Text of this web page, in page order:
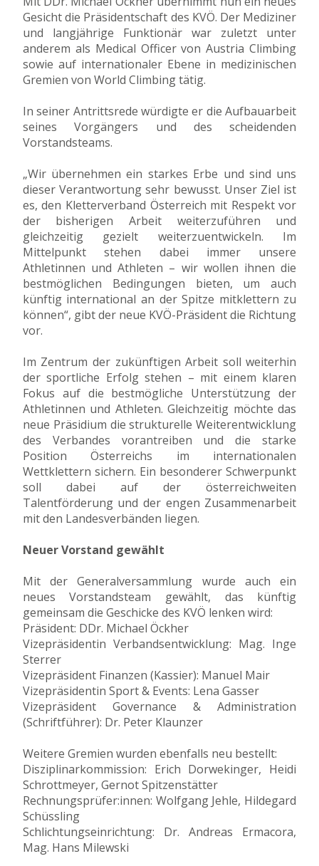
Gesicht die Präsidentschaft des KVÖ. Der Mediziner
und langjährige Funktionär war zuletzt unter
anderem als Medical Officer von Austria Climbing
sowie auf internationaler Ebene in medizinischen
Gremien von World Climbing tätig.
In seiner Antrittsrede würdigte er die Aufbauarbeit
seines Vorgängers und des scheidenden
Vorstandsteams.
„Wir übernehmen ein starkes Erbe und sind uns
dieser Verantwortung sehr bewusst. Unser Ziel ist
es, den Kletterverband Österreich mit Respekt vor
der bisherigen Arbeit weiterzuführen und
gleichzeitig gezielt weiterzuentwickeln. Im
Mittelpunkt stehen dabei immer unsere
Athletinnen und Athleten – wir wollen ihnen die
bestmöglichen Bedingungen bieten, um auch
künftig international an der Spitze mitklettern zu
können“, gibt der neue KVÖ-Präsident die Richtung
vor.
Im Zentrum der zukünftigen Arbeit soll weiterhin
der sportliche Erfolg stehen – mit einem klaren
Fokus auf die bestmögliche Unterstützung der
Athletinnen und Athleten. Gleichzeitig möchte das
neue Präsidium die strukturelle Weiterentwicklung
des Verbandes vorantreiben und die starke
Position Österreichs im internationalen
Wettklettern sichern. Ein besonderer Schwerpunkt
soll dabei auf der österreichweiten
Talentförderung und der engen Zusammenarbeit
mit den Landesverbänden liegen.
Neuer Vorstand gewählt
Mit der Generalversammlung wurde auch ein
neues Vorstandsteam gewählt, das künftig
gemeinsam die Geschicke des KVÖ lenken wird:
Präsident: DDr. Michael Öckher
Vizepräsidentin Verbandsentwicklung: Mag. Inge
Sterrer
Vizepräsident Finanzen (Kassier): Manuel Mair
Vizepräsidentin Sport & Events: Lena Gasser
Vizepräsident Governance & Administration
(Schriftführer): Dr. Peter Klaunzer
Weitere Gremien wurden ebenfalls neu bestellt:
Disziplinarkommission: Erich Dorwekinger, Heidi
Schrottmeyer, Gernot Spitzenstätter
Rechnungsprüfer:innen: Wolfgang Jehle, Hildegard
Schüssling
Schlichtungseinrichtung: Dr. Andreas Ermacora,
Mag. Hans Milewski